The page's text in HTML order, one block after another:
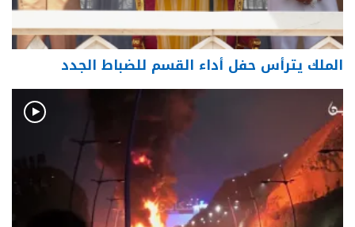
الملك يترأس حفل أداء القسم للضباط الجدد